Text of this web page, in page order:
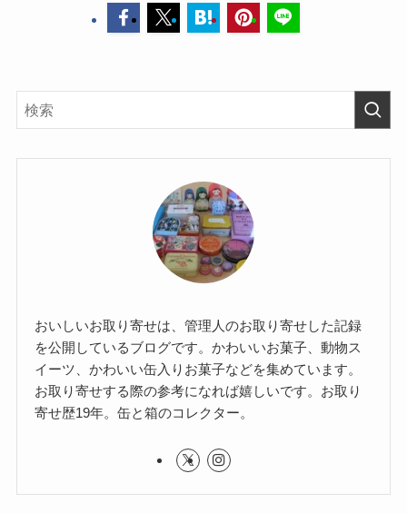
おいしいお取り寄せは、管理人のお取り寄せした記録
を公開しているブログです。かわいいお菓子、動物ス
イーツ、かわいい缶入りお菓子などを集めています。
お取り寄せする際の参考になれば嬉しいです。お取り
寄せ歴19年。缶と箱のコレクター。